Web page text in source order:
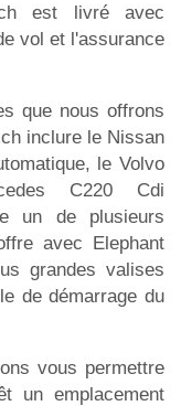
est livré avec
vol et l'assurance
que nous offrons
inclure le Nissan
le Volvo
C220 Cdi
un de plusieurs
avec Elephant
grandes valises
de démarrage du
vous permettre
un emplacement